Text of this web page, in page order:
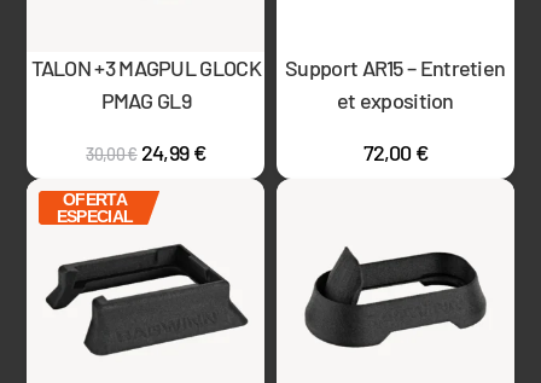
TALON +3 MAGPUL GLOCK
PMAG GL9
30,00€ 24,99€
Support AR15 – Entretien
et exposition
72,00 €
OFERTA
ESPECIAL